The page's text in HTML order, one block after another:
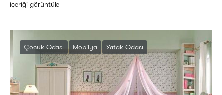
içeriği görüntüle
Çocuk Odası Mobilya Yatak Odası